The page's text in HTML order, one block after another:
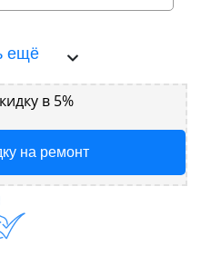
ещё
в 5%
на ремонт